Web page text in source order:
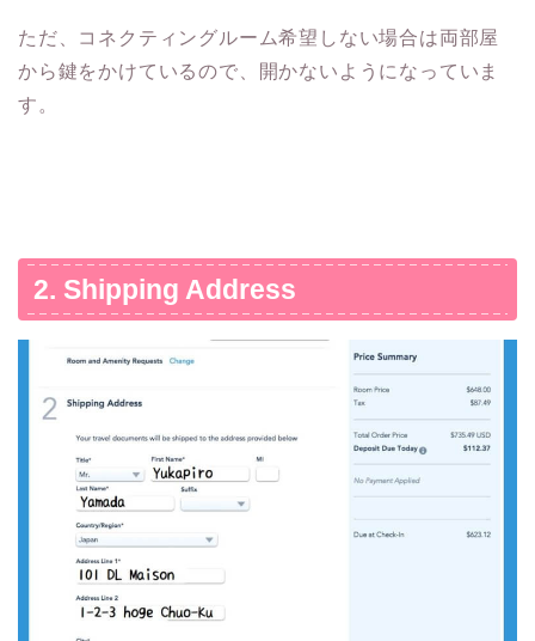
ただ、コネクティングルーム希望しない場合は両部屋
から鍵をかけているので、開かないようになっていま
す。
2. Shipping Address